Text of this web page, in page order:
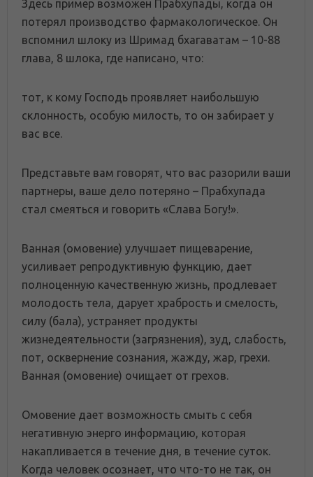
Здесь пример возможен Прабхупады, когда он
потерял производство фармакологическое. Он
вспомнил шлоку из Шримад бхагаватам – 10-88
глава, 8 шлока, где написано, что:
тот, к кому Господь проявляет наибольшую
склонность, особую милость, то он забирает у
вас все.
Представьте вам говорят, что вас разорили ваши
партнеры, ваше дело потеряно – Прабхупада
стал смеяться и говорить «Слава Богу!».
Ванная (омовение) улучшает пищеварение,
усиливает репродуктивную функцию, дает
полноценную качественную жизнь, продлевает
молодость тела, дарует храбрость и смелость,
силу (бала), устраняет продукты
жизнедеятельности (загрязнения), зуд, слабость,
пот, осквернение сознания, жажду, жар, грехи.
Ванная (омовение) очищает от грехов.
Омовение дает возможность смыть с себя
негативную энерго информацию, которая
накапливается в течение дня, в течение суток.
Когда человек осознает, что что-то не так, он